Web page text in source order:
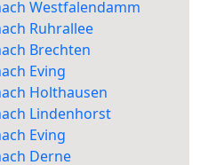
Westfalendamm
Ruhrallee
Brechten
Eving
Holthausen
Lindenhorst
Eving
Derne